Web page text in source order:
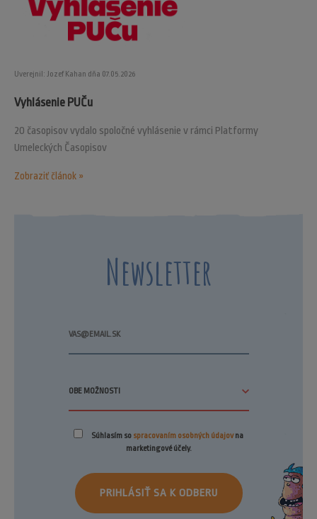
Uverejnil: Jozef Kahan dňa 07.05.2026
Vyhlásenie PUČu
20 časopisov vydalo spoločné vyhlásenie v rámci Platformy
Umeleckých Časopisov
Zobraziť článok »
Newsletter
Súhlasím so spracovaním osobných údajovna
marketingové účely.
PRIHLÁSIŤ SA K ODBERU